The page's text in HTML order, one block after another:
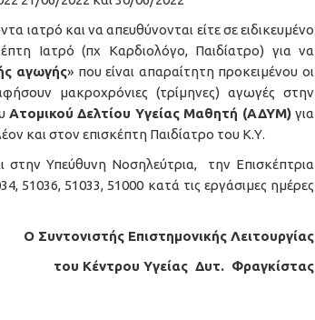
ιατρό και να απευθύνονται είτε σε ειδικευμένο
Ιατρό (πχ Καρδιολόγο, Παιδίατρο) για να
αγωγής» που είναι απαραίτητη προκειμένου οι
μακροχρόνιες (τρίμηνες) αγωγές στην
Ατομικού Δελτίου Υγείας Μαθητή (ΑΔΥΜ)για
και στον επισκέπτη Παιδίατρο του Κ.Υ.
στην Υπεύθυνη Νοσηλεύτρια, την Επισκέπτρια
51036, 51033, 51000 κατά τις εργάσιμες ημέρες
Ο Συντονιστής Επιστημονικής Λειτουργίας
του Κέντρου Υγείας Δυτ. Φραγκίστας